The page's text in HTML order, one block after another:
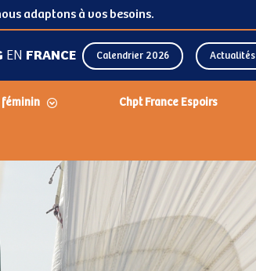
adaptons à vos besoins.
EN FRANCE Calendrier 2026 Actualités
féminin Chpt France Espoirs